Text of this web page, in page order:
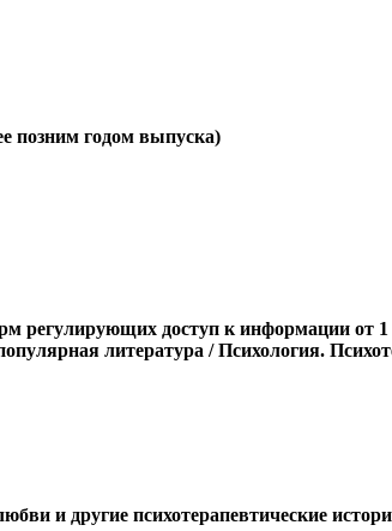
позним годом выпуска)
регулирующих доступ к информации от 1
литература / Психология.
и другие психотерапевтические